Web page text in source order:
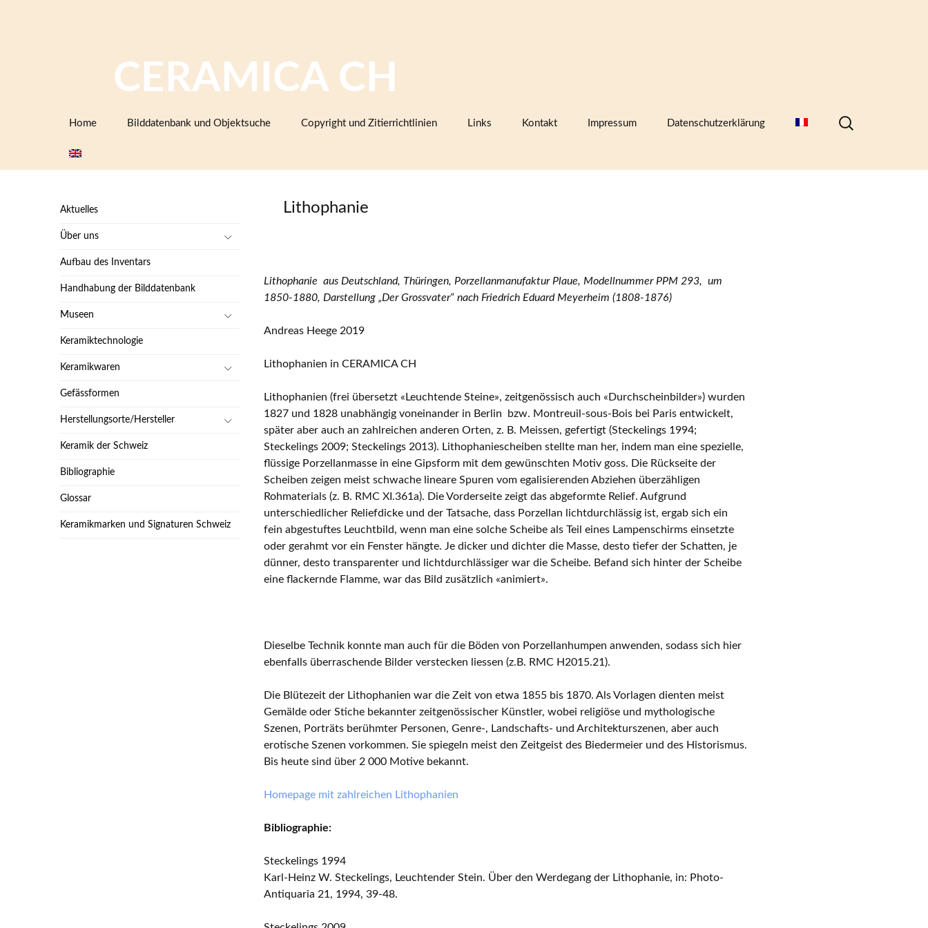
CERAMICA CH
springen
Home Bilddatenbank und Objektsuche Copyright und Zitierrichtlinien Links
Museen und Institutionen in der
Schweiz (inklusive Projektpartner)
Kontakt Impressum Datenschutzerklärung
Suchen
nach:
Lithophanie
Lithophanie aus Deutschland, Thüringen, Porzellanmanufaktur Plaue, Modellnummer PPM 293, um
1850-1880, Darstellung „Der Grossvater“ nach Friedrich Eduard Meyerheim (1808-1876)
Andreas Heege 2019
Lithophanien in CERAMICA CH
Lithophanien (frei übersetzt «Leuchtende Steine», zeitgenössisch auch «Durchscheinbilder») wurden
1827 und 1828 unabhängig voneinander in Berlin bzw. Montreuil-sous-Bois bei Paris entwickelt,
später aber auch an zahlreichen anderen Orten, z. B. Meissen, gefertigt (Steckelings 1994;
Steckelings 2009; Steckelings 2013). Lithophaniescheiben stellte man her, indem man eine spezielle,
flüssige Porzellanmasse in eine Gipsform mit dem gewünschten Motiv goss. Die Rückseite der
Scheiben zeigen meist schwache lineare Spuren vom egalisierenden Abziehen überzähligen
Rohmaterials (z. B. RMC XI.361a). Die Vorderseite zeigt das abgeformte Relief. Aufgrund
unterschiedlicher Reliefdicke und der Tatsache, dass Porzellan lichtdurchlässig ist, ergab sich ein
fein abgestuftes Leuchtbild, wenn man eine solche Scheibe als Teil eines Lampenschirms einsetzte
oder gerahmt vor ein Fenster hängte. Je dicker und dichter die Masse, desto tiefer der Schatten, je
dünner, desto transparenter und lichtdurchlässiger war die Scheibe. Befand sich hinter der Scheibe
eine flackernde Flamme, war das Bild zusätzlich «animiert».
Dieselbe Technik konnte man auch für die Böden von Porzellanhumpen anwenden, sodass sich hier
ebenfalls überraschende Bilder verstecken liessen (z.B. RMC H2015.21).
Die Blütezeit der Lithophanien war die Zeit von etwa 1855 bis 1870. Als Vorlagen dienten meist
Gemälde oder Stiche bekannter zeitgenössischer Künstler, wobei religiöse und mythologische
Szenen, Porträts berühmter Personen, Genre-, Landschafts- und Architekturszenen, aber auch
erotische Szenen vorkommen. Sie spiegeln meist den Zeitgeist des Biedermeier und des Historismus.
Bis heute sind über 2 000 Motive bekannt.
Homepage mit zahlreichen Lithophanien
Bibliographie:
Steckelings 1994
Karl-Heinz W. Steckelings, Leuchtender Stein. Über den Werdegang der Lithophanie, in: Photo-
Antiquaria 21, 1994, 39-48.
Aktuelles
Über uns
Aufbau des Inventars
Handhabung der Bilddatenbank
Museen
Keramiktechnologie
Keramikwaren
Gefässformen
Herstellungsorte/Hersteller
Keramik der Schweiz
Bibliographie
Glossar
Keramikmarken und Signaturen Schweiz